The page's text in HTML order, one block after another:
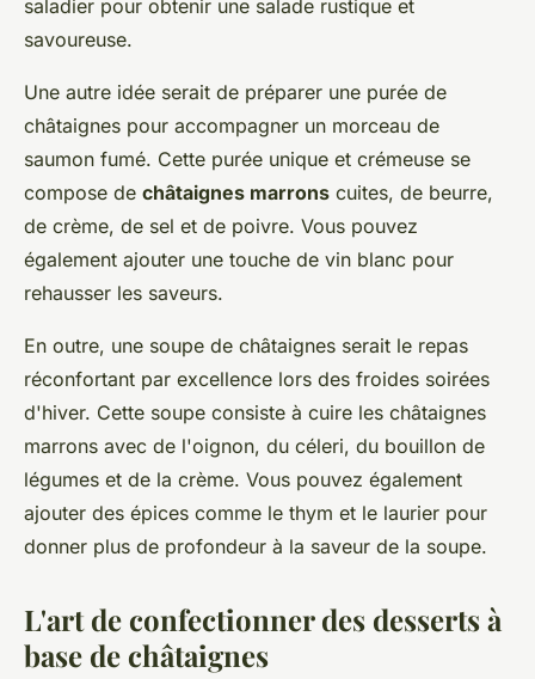
saladier pour obtenir une salade rustique et
savoureuse.
Une autre idée serait de préparer une purée de
châtaignes pour accompagner un morceau de
saumon fumé. Cette purée unique et crémeuse se
compose de châtaignes marrons cuites, de beurre,
de crème, de sel et de poivre. Vous pouvez
également ajouter une touche de vin blanc pour
rehausser les saveurs.
En outre, une soupe de châtaignes serait le repas
réconfortant par excellence lors des froides soirées
d'hiver. Cette soupe consiste à cuire les châtaignes
marrons avec de l'oignon, du céleri, du bouillon de
légumes et de la crème. Vous pouvez également
ajouter des épices comme le thym et le laurier pour
donner plus de profondeur à la saveur de la soupe.
L'art de confectionner des desserts à
base de châtaignes